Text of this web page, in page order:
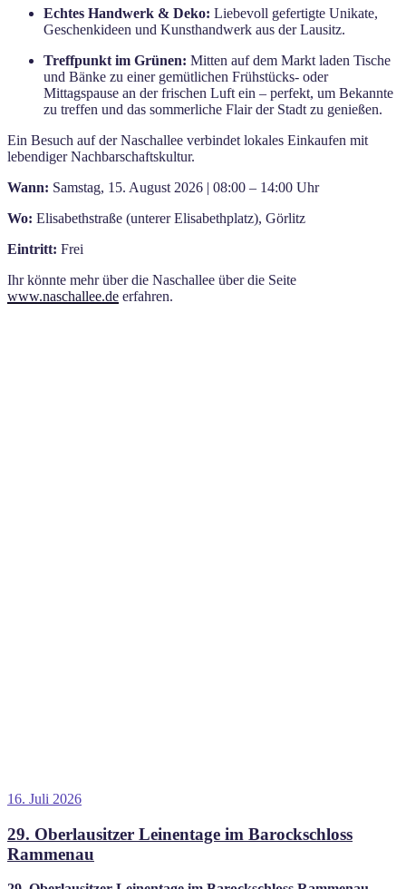
Echtes Handwerk & Deko: Liebevoll gefertigte Unikate,
Geschenkideen und Kunsthandwerk aus der Lausitz.
Treffpunkt im Grünen: Mitten auf dem Markt laden Tische
und Bänke zu einer gemütlichen Frühstücks- oder
Mittagspause an der frischen Luft ein – perfekt, um Bekannte
zu treffen und das sommerliche Flair der Stadt zu genießen.
Ein Besuch auf der Naschallee verbindet lokales Einkaufen mit
lebendiger Nachbarschaftskultur.
Wann: Samstag, 15. August 2026 | 08:00 – 14:00 Uhr
Wo: Elisabethstraße (unterer Elisabethplatz), Görlitz
Eintritt: Frei
Ihr könnte mehr über die Naschallee über die Seite
www.naschallee.de erfahren.
Veröffentlicht
16. Juli 2026
29. Oberlausitzer Leinentage im Barockschloss
Rammenau